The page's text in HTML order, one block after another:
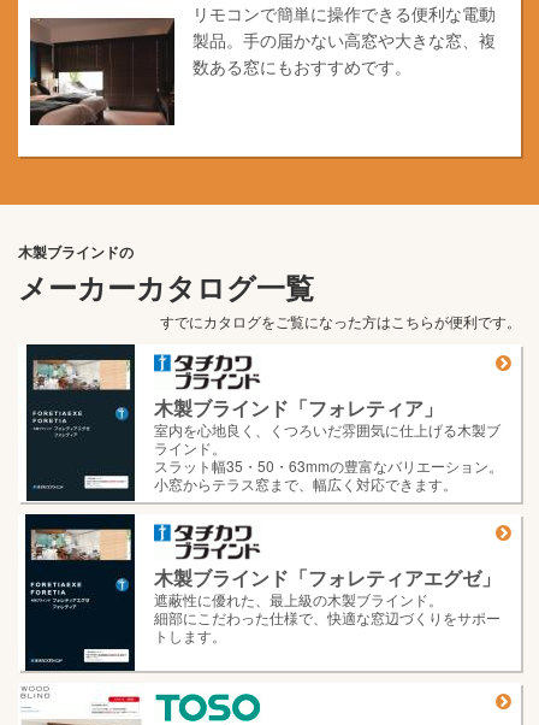
リモコンで簡単に操作できる便利な電動
製品。手の届かない高窓や大きな窓、複
数ある窓にもおすすめです。
木製ブラインドの
メーカーカタログ一覧
すでにカタログをご覧になった方はこちらが便利です。
木製ブラインド「フォレティア」
室内を心地良く、くつろいだ雰囲気に仕上げる木製ブ
ラインド。
スラット幅35・50・63mmの豊富なバリエーション。
小窓からテラス窓まで、幅広く対応できます。
木製ブラインド「フォレティアエグゼ」
遮蔽性に優れた、最上級の木製ブラインド。
細部にこだわった仕様で、快適な窓辺づくりをサポー
トします。